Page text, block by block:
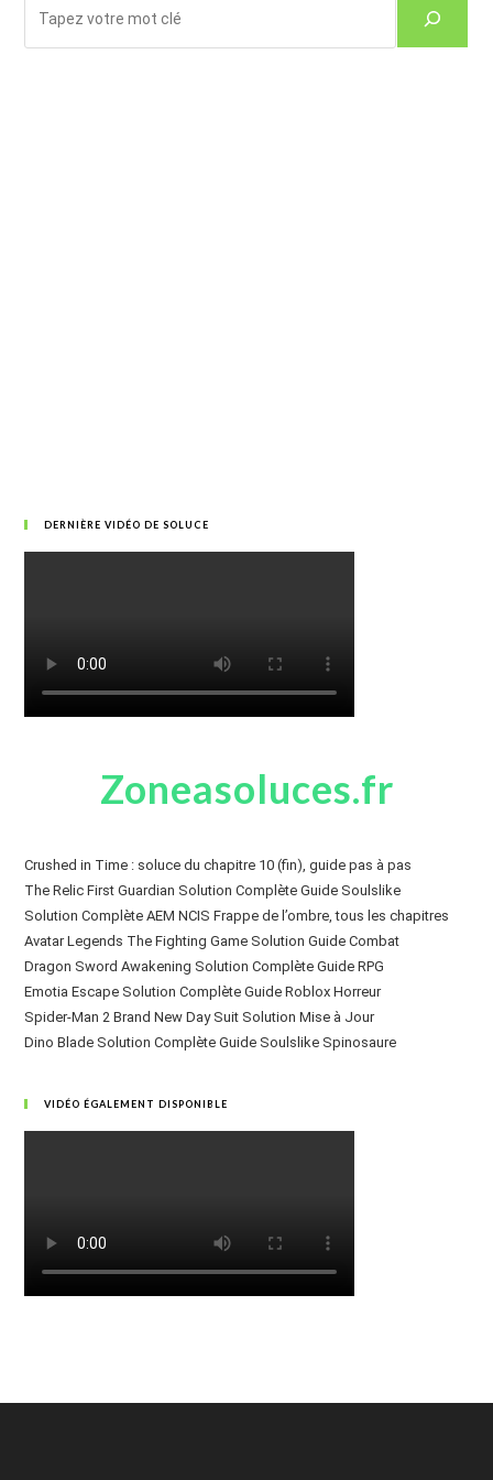
DERNIÈRE VIDÉO DE SOLUCE
Zoneasoluces.fr
Crushed in Time : soluce du chapitre 10 (fin), guide pas à pas
The Relic First Guardian Solution Complète Guide Soulslike
Solution Complète AEM NCIS Frappe de l’ombre, tous les chapitres
Avatar Legends The Fighting Game Solution Guide Combat
Dragon Sword Awakening Solution Complète Guide RPG
Emotia Escape Solution Complète Guide Roblox Horreur
Spider-Man 2 Brand New Day Suit Solution Mise à Jour
Dino Blade Solution Complète Guide Soulslike Spinosaure
VIDÉO ÉGALEMENT DISPONIBLE